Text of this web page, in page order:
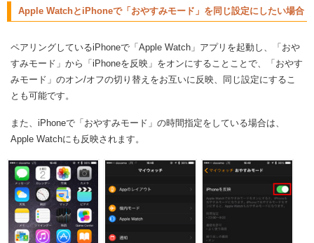
Apple WatchとiPhoneで「おやすみモード」を同じ設定にしたい場合
ペアリングしているiPhoneで「Apple Watch」アプリを起動し、「おや
すみモード」から「iPhoneを反映」をオンにすることことで、「おやす
みモード」のオン/オフの切り替えをお互いに反映、同じ設定にするこ
とも可能です。
また、iPhoneで「おやすみモード」の時間指定をしている場合は、
Apple Watchにも反映されます。